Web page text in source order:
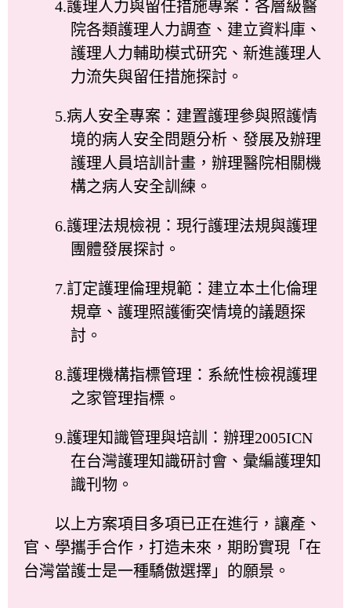
4.護理人力與留任措施專案：各層級醫
院各類護理人力調查、建立資料庫、
護理人力輔助模式研究、新進護理人
力流失與留任措施探討。
5.病人安全專案：建置護理參與照護情
境的病人安全問題分析、發展及辦理
護理人員培訓計畫，辦理醫院相關機
構之病人安全訓練。
6.護理法規檢視：現行護理法規與護理
團體發展探討。
7.訂定護理倫理規範：建立本土化倫理
規章、護理照護衝突情境的議題探
討。
8.護理機構指標管理：系統性檢視護理
之家管理指標。
9.護理知識管理與培訓：辦理2005ICN
在台灣護理知識研討會、彙編護理知
識刊物。
以上方案項目多項已正在進行，讓產、
官、學攜手合作，打造未來，期盼實現「在
台灣當護士是一種驕傲選擇」的願景。